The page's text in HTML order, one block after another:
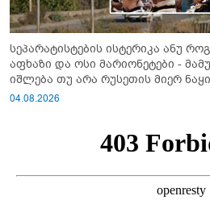
სეპარატისტების ისტერიკა ანუ
აფხაზი და ოსი მარიონეტები -
იშლება თუ არა რუსეთის მიერ
სისტემა?!
04.08.2026